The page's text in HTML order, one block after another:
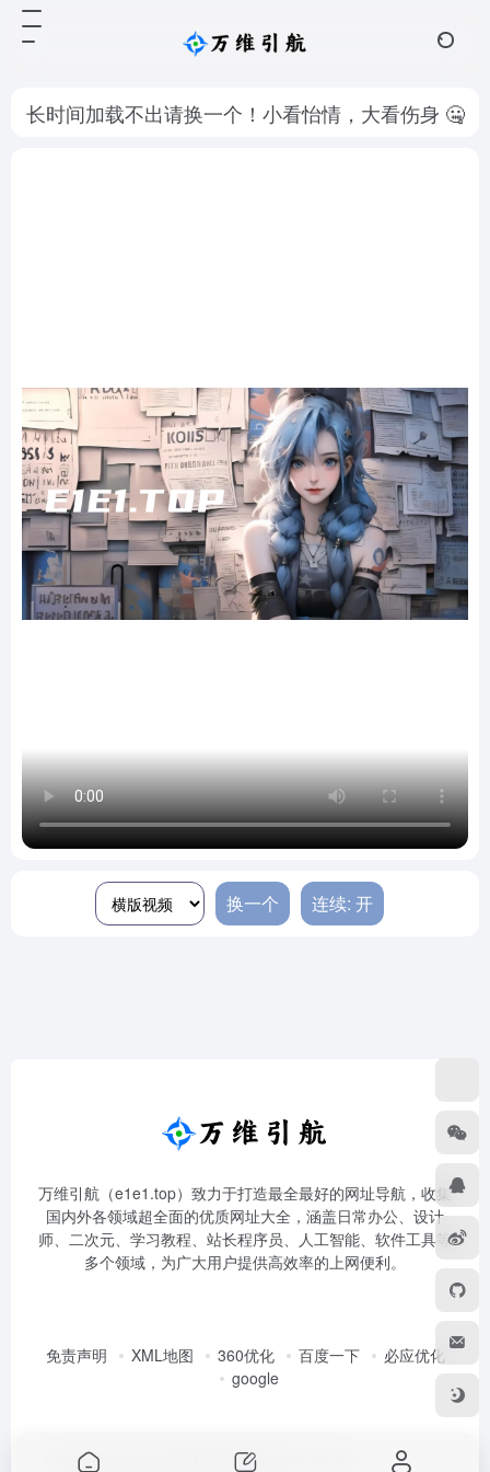
长时间加载不出请换一个！小看怡情，大看伤身 🤐
换一个 连续: 开
万维引航（e1e1.top）致力于打造最全最好的网址导航，收集
国内外各领域超全面的优质网址大全，涵盖日常办公、设计
师、二次元、学习教程、站长程序员、人工智能、软件工具等
多个领域，为广大用户提供高效率的上网便利。
免责声明 XML地图 360优化 百度一下
必应优化
google
Copyright © 2026 皖ICP备2021011410号-1